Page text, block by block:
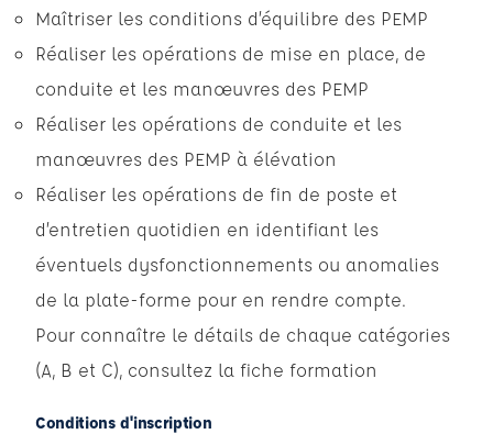
Maîtriser les conditions d’équilibre des PEMP
Réaliser les opérations de mise en place, de
conduite et les manœuvres des PEMP
Réaliser les opérations de conduite et les
manœuvres des PEMP à élévation
Réaliser les opérations de fin de poste et
d’entretien quotidien en identifiant les
éventuels dysfonctionnements ou anomalies
de la plate-forme pour en rendre compte.
Pour connaître le détails de chaque catégories
(A, B et C), consultez la fiche formation
Conditions d'inscription